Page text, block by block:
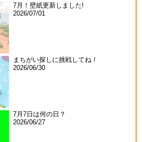
7月！壁紙更新しました!
2026/07/01
まちがい探しに挑戦してね！
2026/06/30
7月7日は何の日？
2026/06/27